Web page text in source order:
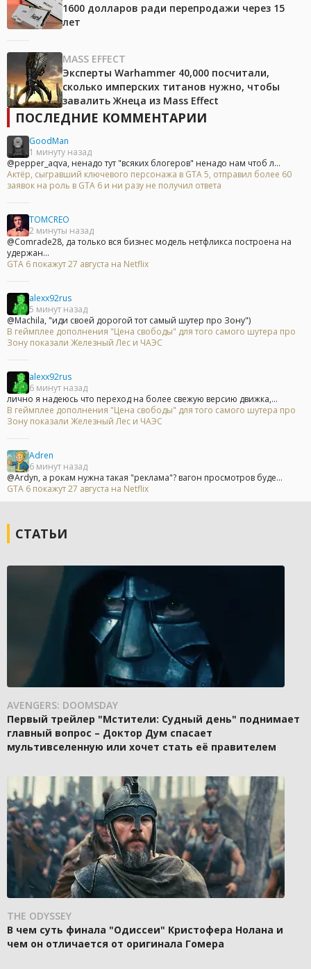
1600 долларов ради перепродажи через 15
лет
MASS EFFECT
Эксперты Warhammer 40,000 посчитали,
сколько имперских титанов нужно, чтобы
завалить Жнеца из Mass Effect
ПОСЛЕДНИЕ КОММЕНТАРИИ
GoodMan
1 минуту назад
@pepper_aqva, ненадо тут "всяких блогеров" ненадо нам чтоб л...
Актёр, сыгравший ключевого персонажа в GTA 5, отправил более 60
заявок на роль в GTA 6 и ни разу не получил ответа
TOMCREO
2 минуты назад
@Comrade28, да только вся бизнес модель нетфликса построена на
удержан...
GTA 6 покажут 27 августа на Netflix
alexx92rus
5 минут назад
@Machila, "иди своей дорогой тот самый шутер про Зону")
В геймплее дополнения "Цена свободы" для того самого шутера про
Зону показали Железный Лес и ЧАЭС
alexx92rus
6 минут назад
лично я надеюсь что переход на более свежую версию движка,...
В геймплее дополнения "Цена свободы" для того самого шутера про
Зону показали Железный Лес и ЧАЭС
Adren
6 минут назад
@Ardyn, а рокам нужна такая "реклама"? вагон просмотров буде...
GTA 6 покажут 27 августа на Netflix
СТАТЬИ
AVENGERS: DOOMSDAY
Первый трейлер "Мстители: Судный день" поднимает
главный вопрос – Доктор Дум спасает
мультивселенную или хочет стать её правителем
THE ODYSSEY
В чем суть финала "Одиссеи" Кристофера Нолана и
чем он отличается от оригинала Гомера